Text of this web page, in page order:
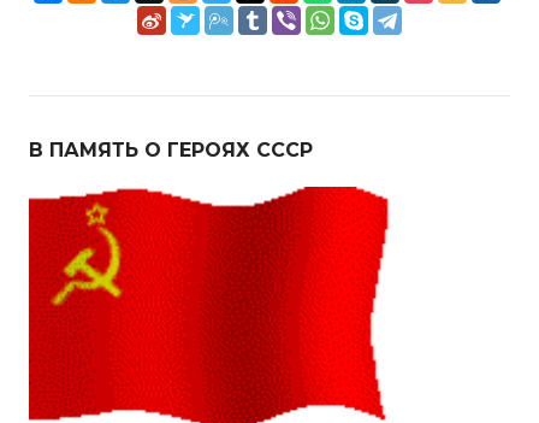
В ПАМЯТЬ О ГЕРОЯХ СССР